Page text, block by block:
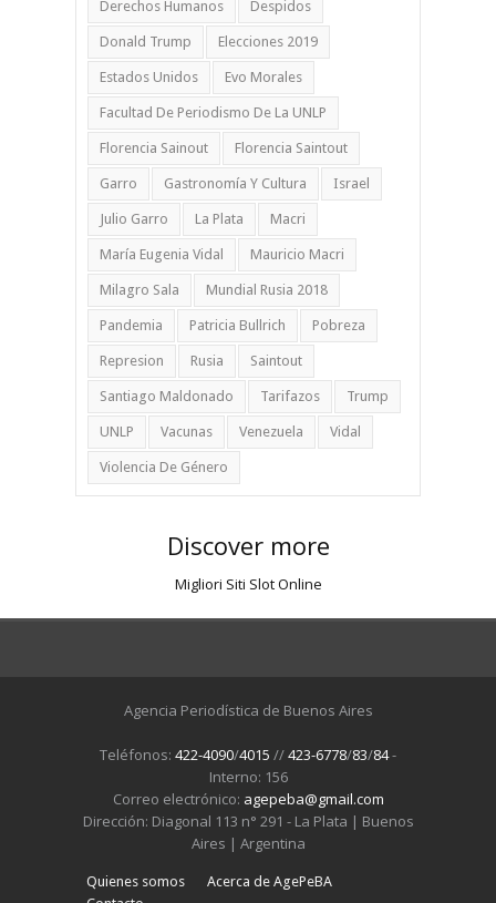
Derechos Humanos Despidos
Donald Trump Elecciones 2019
Estados Unidos Evo Morales
Facultad De Periodismo De La UNLP
Florencia Sainout Florencia Saintout
Garro Gastronomía Y Cultura Israel
Julio Garro La Plata Macri
María Eugenia Vidal Mauricio Macri
Milagro Sala Mundial Rusia 2018
Pandemia Patricia Bullrich Pobreza
Represion Rusia Saintout
Santiago Maldonado Tarifazos Trump
UNLP Vacunas Venezuela Vidal
Violencia De Género
Discover more
Migliori Siti Slot Online
Agencia Periodística de Buenos Aires
Teléfonos: 422-4090/4015 //423-6778/83/84-
Interno: 156
Correo electrónico: agepeba@gmail.com
Dirección: Diagonal 113 n° 291 - La Plata | Buenos
Aires | Argentina
Quienes somos
Acerca de AgePeBA